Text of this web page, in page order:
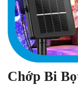
Chớp Bi